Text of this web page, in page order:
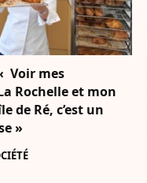
Voir mes
Rochelle et mon
de Ré, c’est un
»